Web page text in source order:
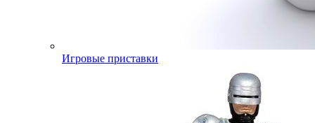
Игровые приставки